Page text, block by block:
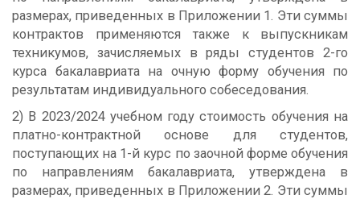
размерах, приведенных в Приложении 1. Эти суммы
контрактов применяются также к выпускникам
техникумов, зачисляемых в ряды студентов 2-го
курса бакалавриата на очную форму обучения по
результатам индивидуального собеседования.
2) В 2023/2024 учебном году стоимость обучения на
платно-контрактной основе для студентов,
поступающих на 1-й курс по заочной форме обучения
по направлениям бакалавриата, утверждена в
размерах, приведенных в Приложении 2. Эти суммы